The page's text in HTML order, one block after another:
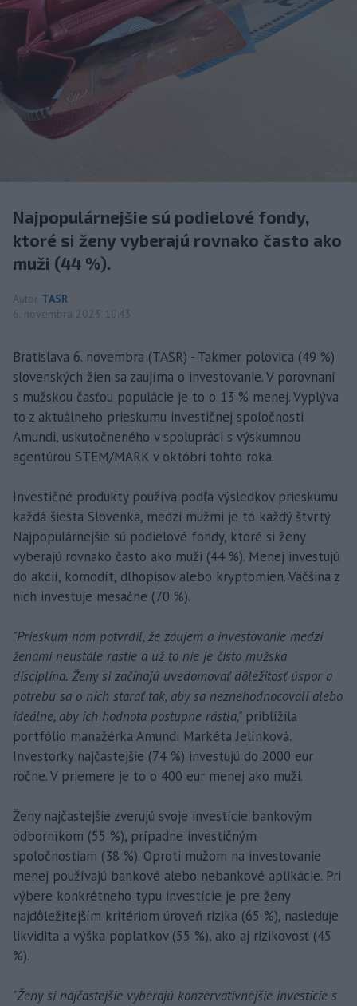
Najpopulárnejšie sú podielové fondy,
ktoré si ženy vyberajú rovnako často ako
muži (44 %).
Autor TASR
6. novembra 2023 10:43
Bratislava 6. novembra (TASR) - Takmer polovica (49 %)
slovenských žien sa zaujíma o investovanie. V porovnaní
s mužskou časťou populácie je to o 13 % menej. Vyplýva
to z aktuálneho prieskumu investičnej spoločnosti
Amundi, uskutočneného v spolupráci s výskumnou
agentúrou STEM/MARK v októbri tohto roka.
Investičné produkty používa podľa výsledkov prieskumu
každá šiesta Slovenka, medzi mužmi je to každý štvrtý.
Najpopulárnejšie sú podielové fondy, ktoré si ženy
vyberajú rovnako často ako muži (44 %). Menej investujú
do akcií, komodít, dlhopisov alebo kryptomien. Väčšina z
nich investuje mesačne (70 %).
"Prieskum nám potvrdil, že záujem o investovanie medzi
ženami neustále rastie a už to nie je čisto mužská
disciplína. Ženy si začínajú uvedomovať dôležitosť úspor a
potrebu sa o nich starať tak, aby sa neznehodnocovali alebo
ideálne, aby ich hodnota postupne rástla," priblížila
portfólio manažérka Amundi Markéta Jelínková.
Investorky najčastejšie (74 %) investujú do 2000 eur
ročne. V priemere je to o 400 eur menej ako muži.
Ženy najčastejšie zverujú svoje investície bankovým
odborníkom (55 %), prípadne investičným
spoločnostiam (38 %). Oproti mužom na investovanie
menej používajú bankové alebo nebankové aplikácie. Pri
výbere konkrétneho typu investície je pre ženy
najdôležitejším kritériom úroveň rizika (65 %), nasleduje
likvidita a výška poplatkov (55 %), ako aj rizikovosť (45
%).
"Ženy si najčastejšie vyberajú konzervatívnejšie investície s